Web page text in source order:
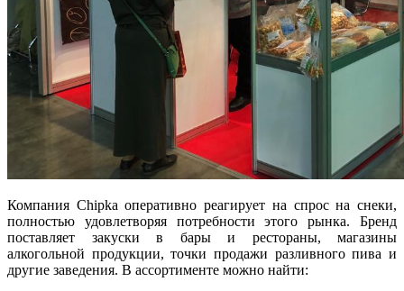
Компания Chipka оперативно реагирует на спрос на снеки,
полностью удовлетворяя потребности этого рынка. Бренд
поставляет закуски в бары и рестораны, магазины
алкогольной продукции, точки продажи разливного пива и
другие заведения. В ассортименте можно найти: